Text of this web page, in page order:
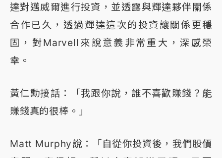
達對邁威爾進行投資，並透露與輝達夥伴關係
合作已久，透過輝達這次的投資讓關係更穩
固，對Marvell來說意義非常重大，深感榮
幸。
黃仁勳接話：「我跟你說，誰不喜歡賺錢？能
賺錢真的很棒。」
Matt Murphy說：「自從你投資後，我們股價